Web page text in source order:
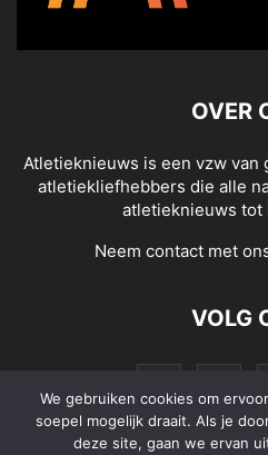
OVER
Atletieknieuws is een vzw van
atletiekliefhebbers die alle
atletieknieuws tot
Neem contact met
VOLG
We gebruiken cookies om
soepel mogelijk draait. Als je
deze site, gaan we ervan